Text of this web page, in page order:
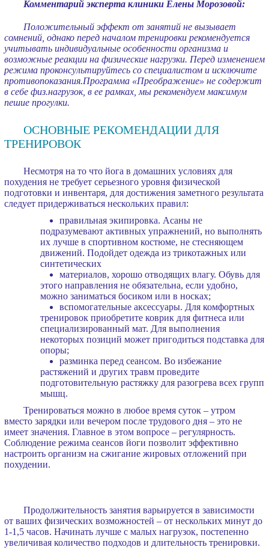
Комментарий эксперта клиники Елены Морозовой:
Положительный эффект от занятий не вызывает
сомнений, однако перед началом тренировки рекомендуется
учитывать индивидуальные особенности организма и
возможные реакции на физические нагрузки. Перед изменением
режима проконсультируйтесь со специалистом и исключите
противопоказания.Программа «Преображение» не содержит
в себе физ.нагрузок, в ее рамках, мы рекомендуем максимум
пешие прогулки.
ОСНОВНЫЕ РЕКОМЕНДАЦИИ ДЛЯ
ТРЕНИРОВОК
Несмотря на то что йога в домашних условиях для
похудения не требует серьезного уровня физической
подготовки и инвентаря, для достижения заметного результата
следует придерживаться нескольких правил:
правильная экипировка. Асаны не
подразумевают активных упражнений, но выполнять
их лучше в спортивном костюме, не стесняющем
движений. Подойдет одежда из трикотажных или
синтетических
материалов, хорошо отводящих влагу. Обувь для
этого направления не обязательна, если удобно,
можно заниматься босиком или в носках;
вспомогательные аксессуары. Для комфортных
тренировок приобретите коврик для фитнеса или
специализированный мат. Для выполнения
некоторых позиций может пригодиться подставка для
опоры;
разминка перед сеансом. Во избежание
растяжений и других травм проведите
подготовительную растяжку для разогрева всех групп
мышц.
Тренироваться можно в любое время суток – утром
вместо зарядки или вечером после трудового дня – это не
имеет значения. Главное в этом вопросе – регулярность.
Соблюдение режима сеансов йоги позволит эффективно
настроить организм на сжигание жировых отложений при
похудении.
Продолжительность занятия варьируется в зависимости
от ваших физических возможностей – от нескольких минут до
1-1,5 часов. Начинать лучше с малых нагрузок, постепенно
увеличивая количество подходов и длительность тренировки.